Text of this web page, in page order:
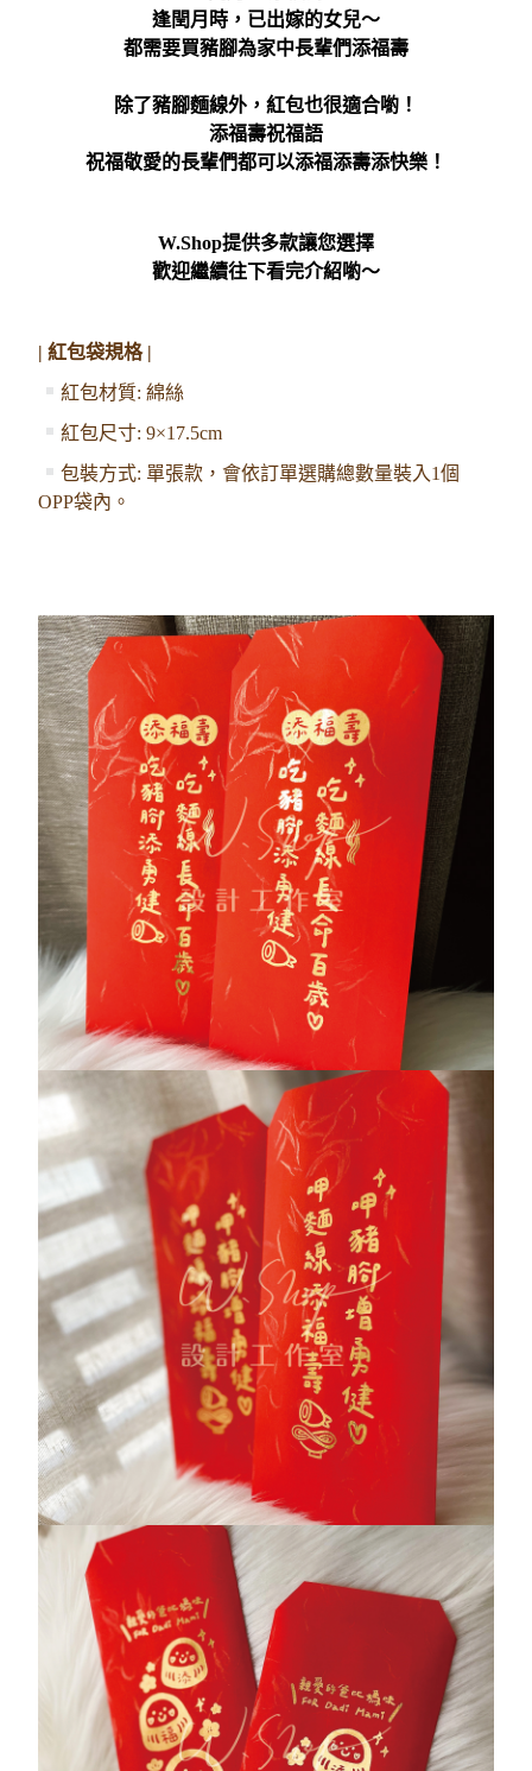
逢閏月時，已出嫁的女兒～
都需要買豬腳為家中長輩們添福壽
除了豬腳麵線外，紅包也很適合喲！
添福壽祝福語
祝福敬愛的長輩們都可以添福添壽添快樂！
W.Shop提供多款讓您選擇
歡迎繼續往下看完介紹喲～
| 紅包袋規格 |
紅包材質: 綿絲
紅包尺寸: 9×17.5cm
包裝方式: 單張款，會依訂單選購總數量裝入1個
OPP袋內。